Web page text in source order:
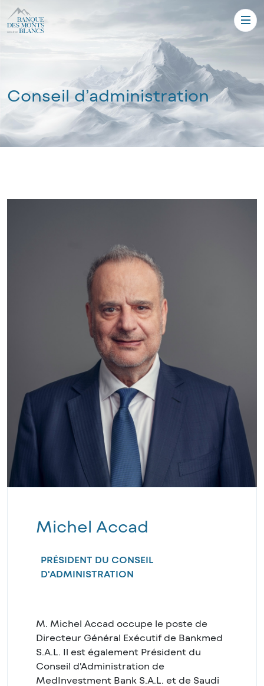
Conseil d’administration
Michel Accad
PRÉSIDENT DU CONSEIL
D'ADMINISTRATION
M. Michel Accad occupe le poste de
Directeur Général Exécutif de Bankmed
S.A.L. Il est également Président du
Conseil d'Administration de
MedInvestment Bank S.A.L. et de Saudi